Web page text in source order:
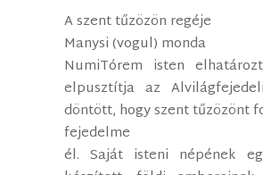
A szent tűzözön regéje
Manysi (vogul) monda
Numi­Tórem isten
elpusztítja az
döntött, hogy szent tűzözönt
fejedelme
él. Saját isteni népének